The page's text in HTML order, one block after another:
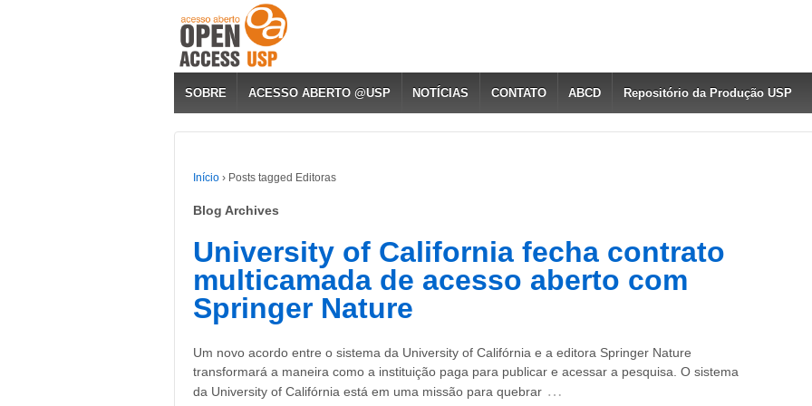
SOBRE ACESSO ABERTO @USP NOTÍCIAS CONTATO ABCD Repositório da Produção USP
Início › Posts tagged Editoras
Blog Archives
University of California fecha contrato
multicamada de acesso aberto com
Springer Nature
Um novo acordo entre o sistema da University of Califórnia e a editora Springer Nature
transformará a maneira como a instituição paga para publicar e acessar a pesquisa. O sistema
da University of Califórnia está em uma missão para quebrar …